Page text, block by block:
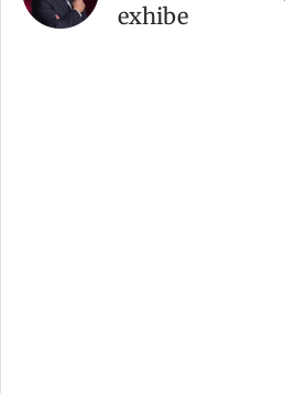
exhibe